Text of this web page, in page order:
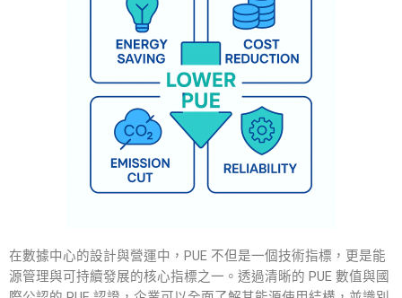
在數據中心的設計與營運中，PUE 不但是一個技術指標，更是能
源管理與可持續發展的核心指標之一。透過清晰的 PUE 數值與國